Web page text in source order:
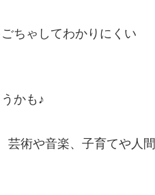
ちゃしてわかりにくい
かも♪
芸術や音楽、子育てや人間